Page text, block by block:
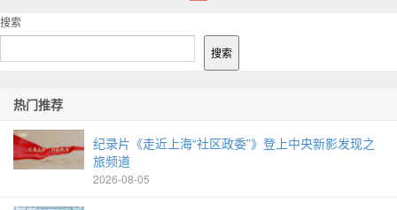
搜索
搜索
热门推荐
纪录片《走近上海“社区政委”》登上中央新影发现之
旅频道
2026-08-05